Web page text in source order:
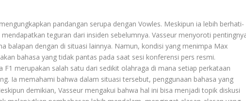
pandangan serupa dengan Vowles. Meskipun ia lebih berhati-
teguran dari insiden sebelumnya. Vasseur menyoroti
balapan dengan di situasi lainnya. Namun, kondisi yang menimpa Max
bahasa yang tidak pantas pada saat sesi konferensi pers resmi.
F1 merupakan salah satu dari sedikit olahraga di mana setiap perkataan
Ia memahami bahwa dalam situasi tersebut, penggunaan bahasa yang
demikian, Vasseur mengakui bahwa hal ini bisa menjadi topik diskusi